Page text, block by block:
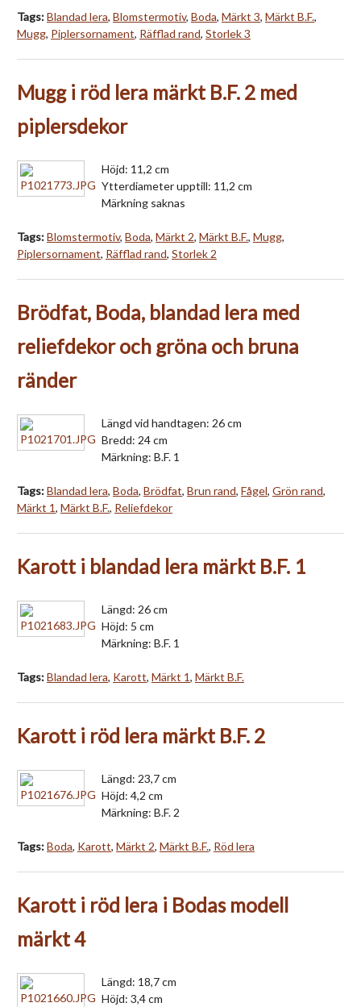
Tags:Blandad lera, Blomstermotiv, Boda, Märkt 3, Märkt B.F.,
Mugg, Piplersornament, Räfflad rand, Storlek 3
Mugg i röd lera märkt B.F. 2 med
piplersdekor
Höjd: 11,2 cm
Ytterdiameter upptill: 11,2 cm
Märkning saknas
Tags:Blomstermotiv, Boda, Märkt 2, Märkt B.F., Mugg,
Piplersornament, Räfflad rand, Storlek 2
Brödfat, Boda, blandad lera med
reliefdekor och gröna och bruna
ränder
Längd vid handtagen: 26 cm
Bredd: 24 cm
Märkning: B.F. 1
Tags:Blandad lera, Boda, Brödfat, Brun rand, Fågel, Grön rand,
Märkt 1, Märkt B.F., Reliefdekor
Karott i blandad lera märkt B.F. 1
Längd: 26 cm
Höjd: 5 cm
Märkning: B.F. 1
Tags:Blandad lera, Karott, Märkt 1, Märkt B.F.
Karott i röd lera märkt B.F. 2
Längd: 23,7 cm
Höjd: 4,2 cm
Märkning: B.F. 2
Tags:Boda, Karott, Märkt 2, Märkt B.F., Röd lera
Karott i röd lera i Bodas modell
märkt 4
Längd: 18,7 cm
Höjd: 3,4 cm